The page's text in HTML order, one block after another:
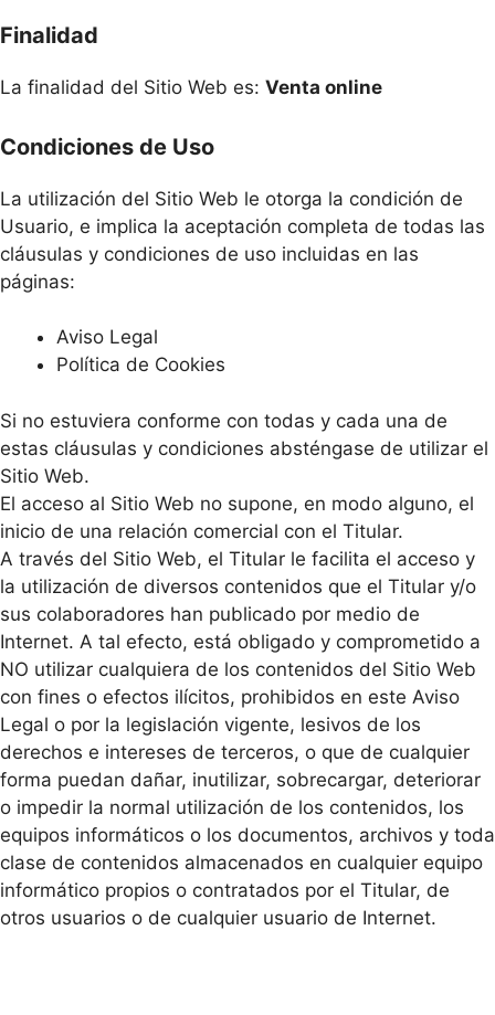
Finalidad
La finalidad del Sitio Web es: Venta online
Condiciones de Uso
La utilización del Sitio Web le otorga la condición de
Usuario, e implica la aceptación completa de todas las
cláusulas y condiciones de uso incluidas en las
páginas:
Aviso Legal
Política de Cookies
Si no estuviera conforme con todas y cada una de
estas cláusulas y condiciones absténgase de utilizar el
Sitio Web.
El acceso al Sitio Web no supone, en modo alguno, el
inicio de una relación comercial con el Titular.
A través del Sitio Web, el Titular le facilita el acceso y
la utilización de diversos contenidos que el Titular y/o
sus colaboradores han publicado por medio de
Internet. A tal efecto, está obligado y comprometido a
NO utilizar cualquiera de los contenidos del Sitio Web
con fines o efectos ilícitos, prohibidos en este Aviso
Legal o por la legislación vigente, lesivos de los
derechos e intereses de terceros, o que de cualquier
forma puedan dañar, inutilizar, sobrecargar, deteriorar
o impedir la normal utilización de los contenidos, los
equipos informáticos o los documentos, archivos y toda
clase de contenidos almacenados en cualquier equipo
informático propios o contratados por el Titular, de
otros usuarios o de cualquier usuario de Internet.